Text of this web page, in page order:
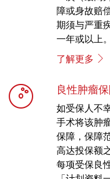
障或身故赔
期须与严重
一年或以上。
了解更多
良性肿瘤
如受保人不
手术将该肿
保障，保障
高达投保额
每项受保良